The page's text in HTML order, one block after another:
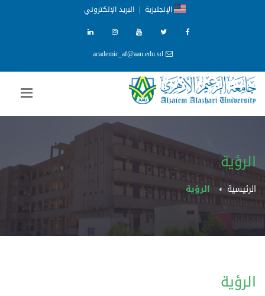
الإنجليزية | البريد الإلكتروني
academic_af@aau.edu.sd
الرؤية
الرئيسية الرؤية
الرؤية